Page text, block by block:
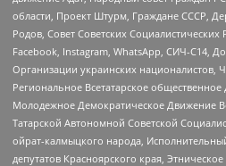
области, Проект Штурм, Граждане СССР,
Родов, Совет Советских
Facebook, Instagram, WhatsApp, СИЧ-С14,
Организации украинских националистов,
Региональное Всетатарское общественное
Молодежное Демократическое Движение
Татарской Автономной Советской
ойрат-калмыцкого народа,
депутатов Красноярского края,